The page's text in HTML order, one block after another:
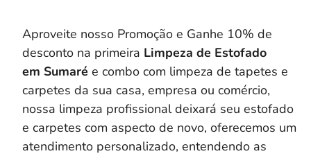
Aproveite nosso Promoção e Ganhe 10% de
desconto na primeira Limpeza de Estofado
em Sumaré e combo com limpeza de tapetes e
carpetes da sua casa, empresa ou comércio,
nossa limpeza profissional deixará seu estofado
e carpetes com aspecto de novo, oferecemos um
atendimento personalizado, entendendo as